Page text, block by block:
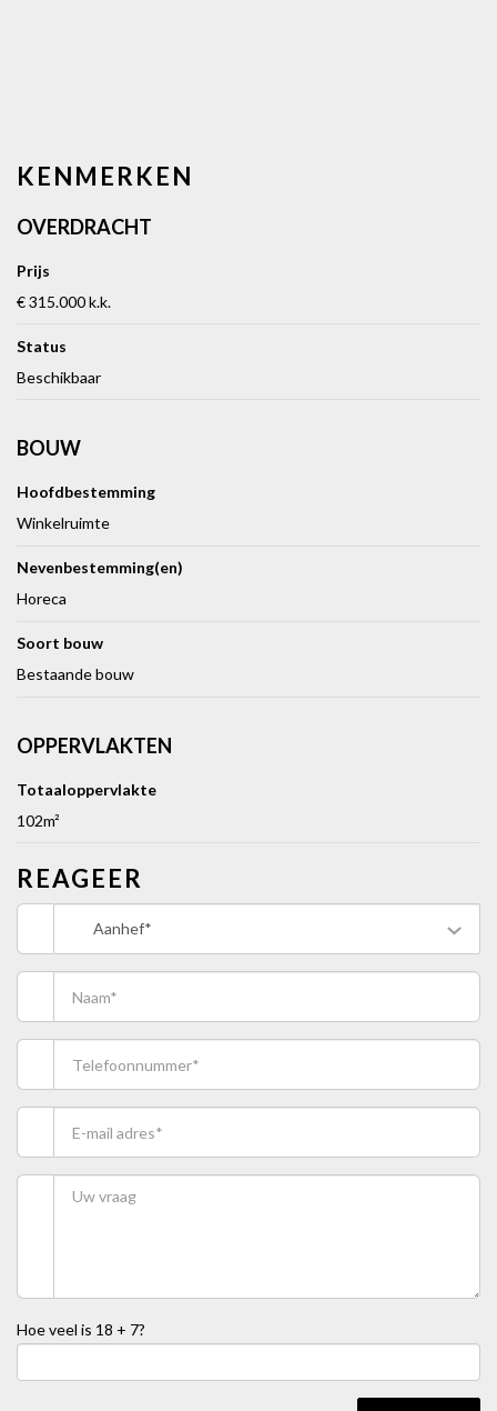
KENMERKEN
OVERDRACHT
Prijs
€ 315.000 k.k.
Status
Beschikbaar
BOUW
Hoofdbestemming
Winkelruimte
Nevenbestemming(en)
Horeca
Soort bouw
Bestaande bouw
OPPERVLAKTEN
Totaaloppervlakte
102m²
REAGEER
Aanhef*
Hoe veel is 18 + 7?